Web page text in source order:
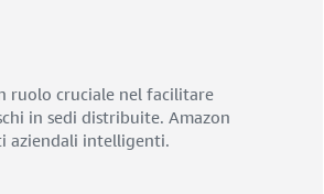
ruolo cruciale nel facilitare
in sedi distribuite. Amazon
aziendali intelligenti.